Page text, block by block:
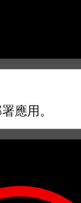
應用。